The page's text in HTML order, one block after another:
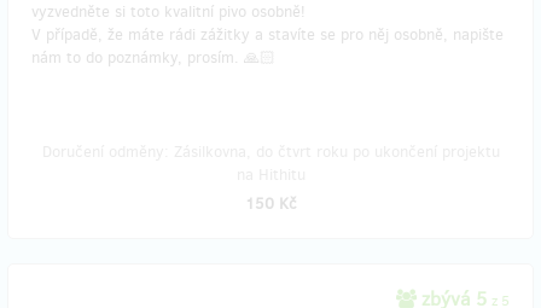
vyzvedněte si toto kvalitní pivo osobně!
V případě, že máte rádi zážitky a stavíte se pro něj osobně, napište
nám to do poznámky, prosím. 🙏🏻
150 Kč
zbývá 5 z 5